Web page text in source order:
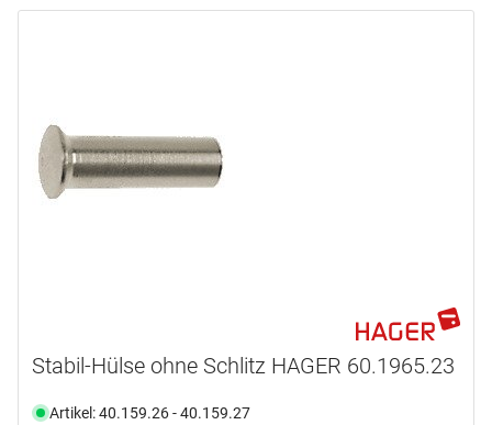
Stabil-Hülse ohne Schlitz HAGER 60.1965.23
Artikel: 40.159.26 - 40.159.27